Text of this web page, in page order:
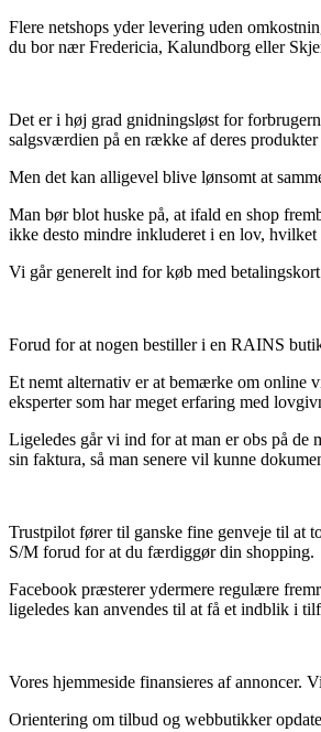
Flere netshops yder levering uden
du bor nær Fredericia, Kalundborg eller
Det er i høj grad gnidningsløst for
salgsværdien på en række af deres
Men det kan alligevel blive lønsomt at
Man bør blot huske på, at ifald en shop
ikke desto mindre inkluderet i en lov,
Vi går generelt ind for køb med
Forud for at nogen bestiller i en RAINS
Et nemt alternativ er at bemærke om online
eksperter som har meget erfaring med
Ligeledes går vi ind for at man er obs på de
sin faktura, så man senere vil kunne
Trustpilot fører til ganske fine genveje til at
S/M forud for at du færdiggør din shopping.
Facebook præsterer ydermere regulære
ligeledes kan anvendes til at få et indblik i
Vores hjemmeside finansieres af
Orientering om tilbud og webbutikker